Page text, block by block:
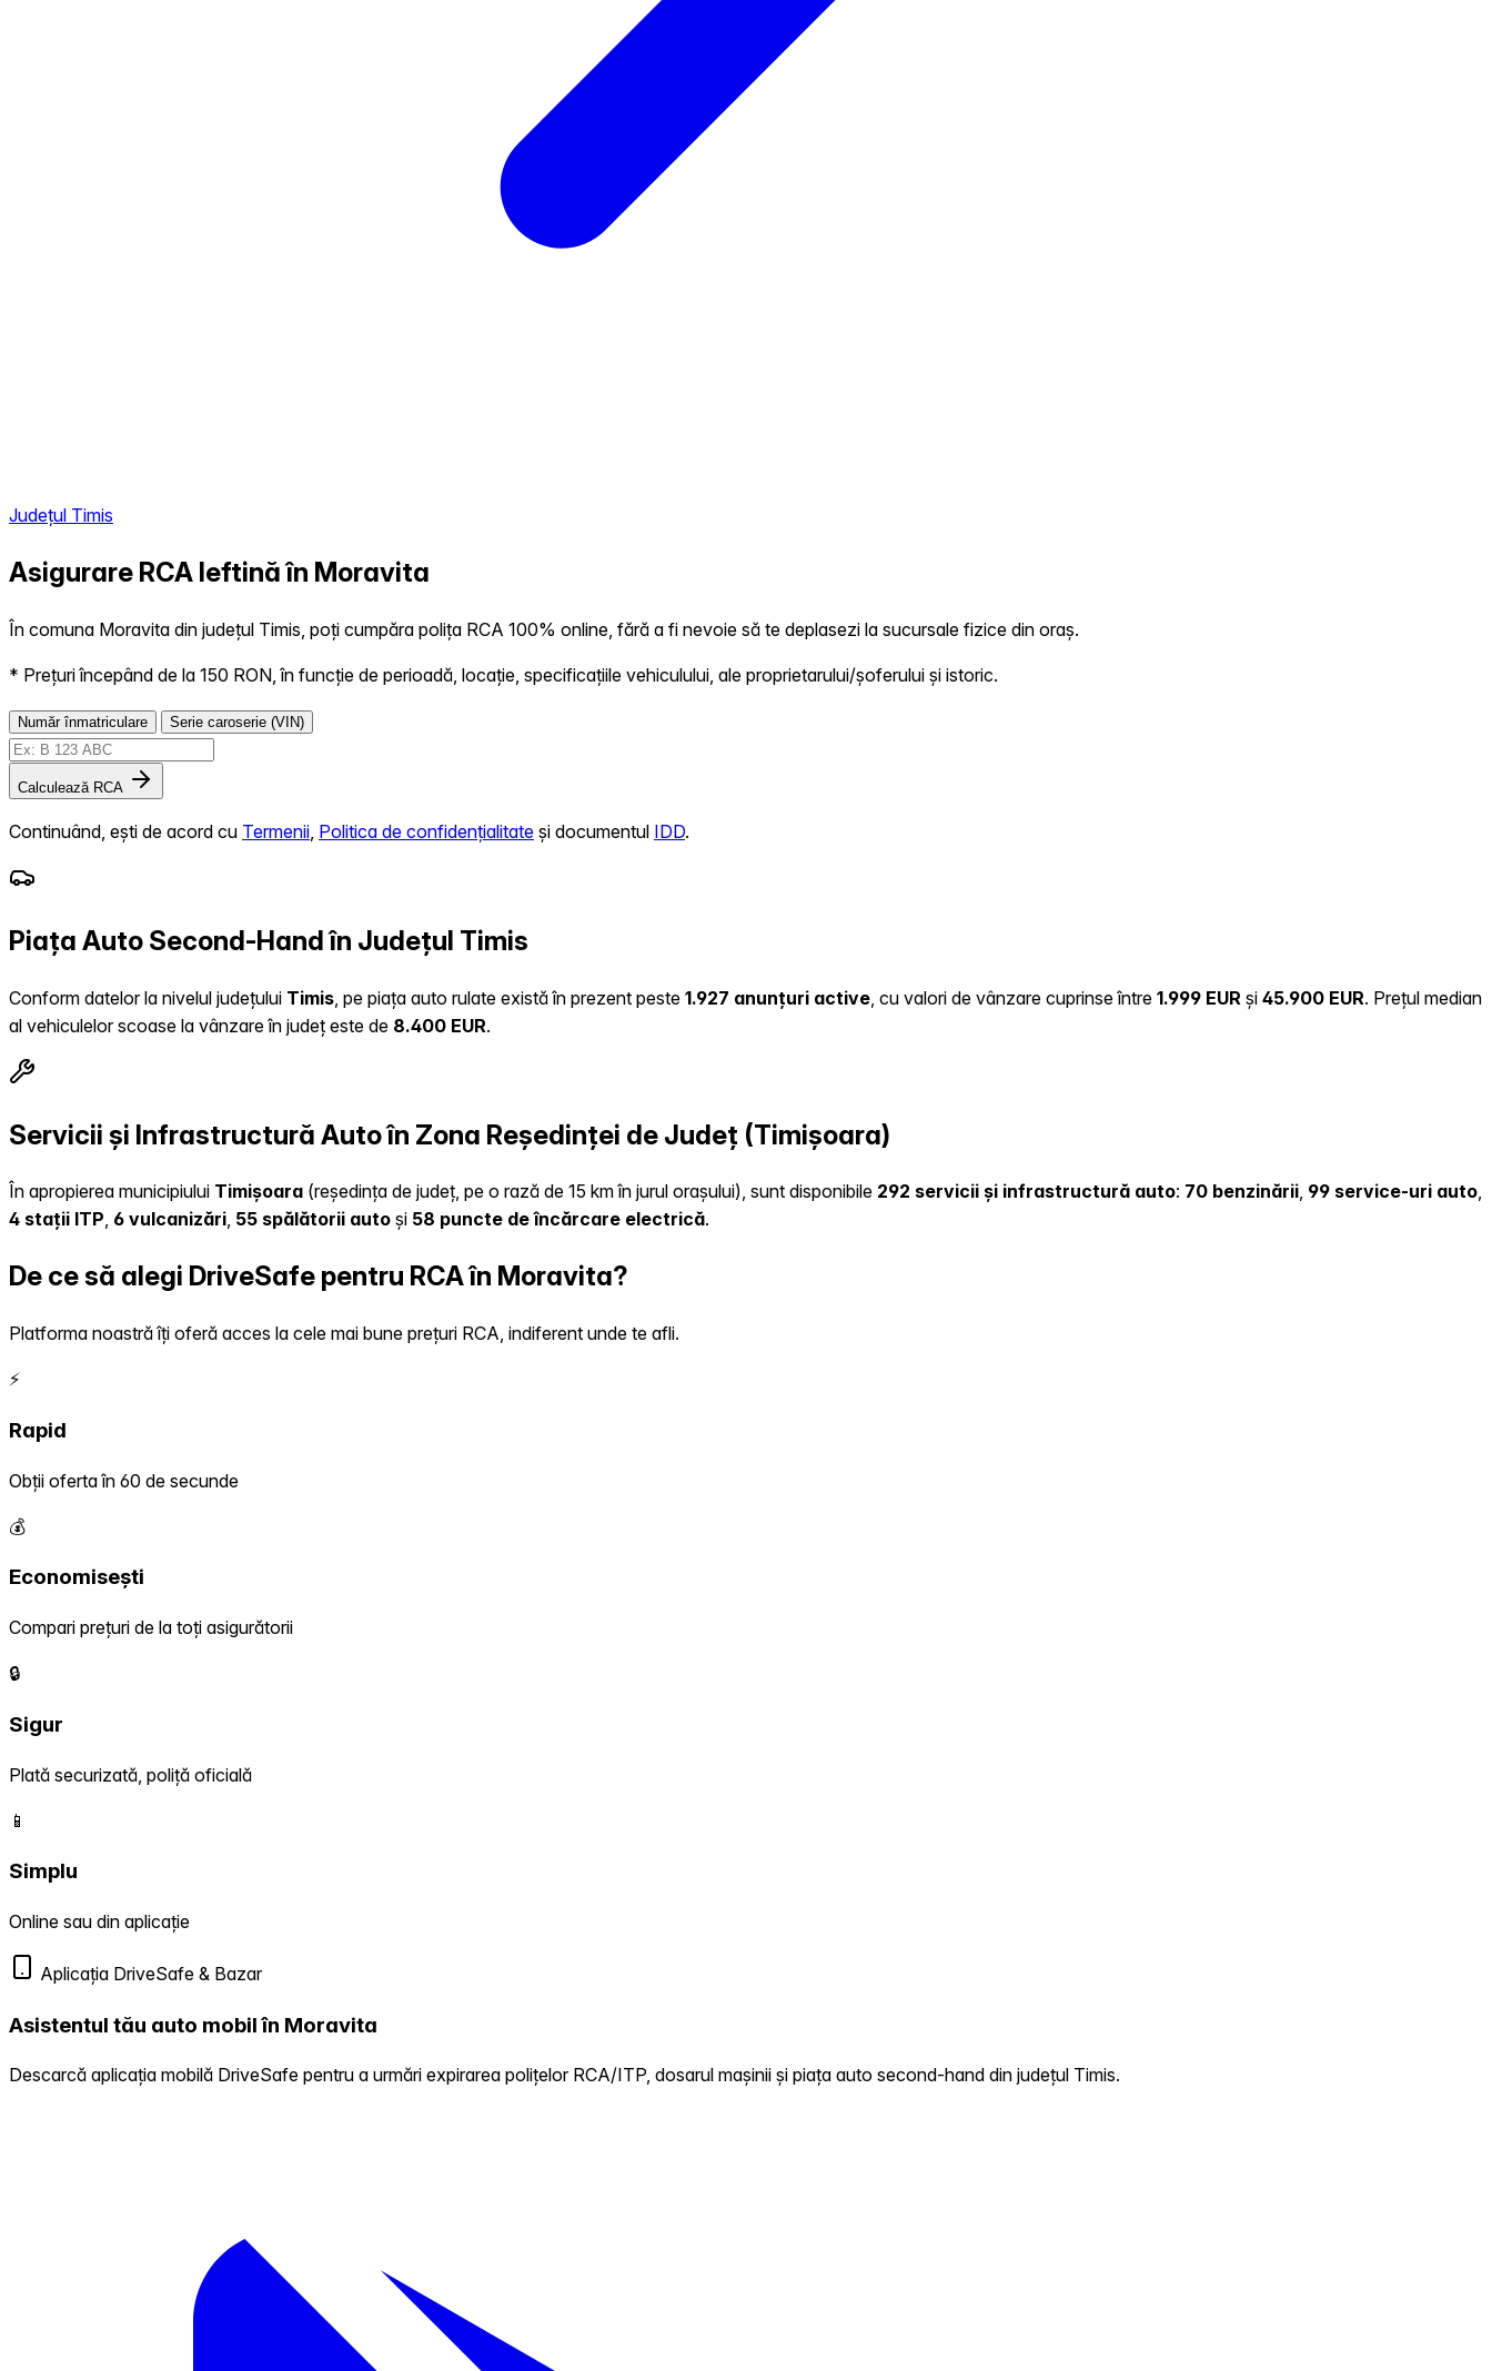
Județul Timis
Asigurare RCA Ieftină în Moravita
În comuna Moravita din județul Timis, poți cumpăra polița RCA 100% online, fără a fi nevoie să te deplasezi la sucursale fizice din oraș.
* Prețuri începând de la 150 RON, în funcție de perioadă, locație, specificațiile vehiculului, ale proprietarului/șoferului și istoric.
Număr înmatriculare Serie caroserie (VIN)
Calculează RCA
Continuând, ești de acord cu Termenii Politica de confidențialitate și documentul IDD.
Piața Auto Second-Hand în Județul Timis
Conform datelor la nivelul județului Timis , pe piața auto rulate există în prezent peste 1.927 anunțuri active , cu valori de vânzare cuprinse între 1.999 EUR și 45.900 EUR. Prețul median
al vehiculelor scoase la vânzare în județ este de 8.400 EUR.
Servicii și Infrastructură Auto în Zona Reședinței de Județ (Timișoara)
În apropierea municipiului Timișoara (reședința de județ, pe o rază de 15 km în jurul orașului), sunt disponibile 292 servicii și infrastructură auto: 70 benzinării, 99 service-uri auto,
4 stații ITP, 6 vulcanizări, 55 spălătorii auto și 58 puncte de încărcare electrică.
De ce să alegi DriveSafe pentru RCA în Moravita?
Platforma noastră îți oferă acces la cele mai bune prețuri RCA, indiferent unde te afli.
⚡
Rapid
Obții oferta în 60 de secunde
💰
Economisești
Compari prețuri de la toți asigurătorii
🔒
Sigur
Plată securizată, poliță oficială
📱
Simplu
Online sau din aplicație
Aplicația DriveSafe & Bazar
Asistentul tău auto mobil în Moravita
Descarcă aplicația mobilă DriveSafe pentru a urmări expirarea polițelor RCA/ITP, dosarul mașinii și piața auto second-hand din județul Timis.